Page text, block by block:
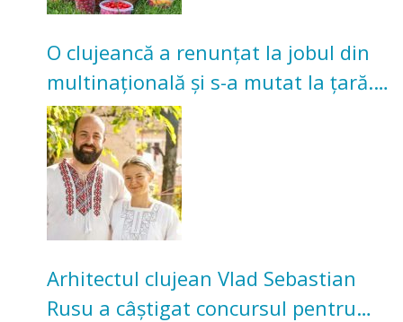
O clujeancă a renunțat la jobul din
multinațională și s-a mutat la țară.
Acum cultivă legume în grădina
bunicilor
Arhitectul clujean Vlad Sebastian
Rusu a câștigat concursul pentru